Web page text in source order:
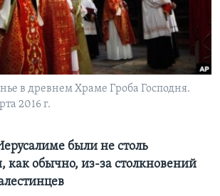
в древнем Храме Гроба Господня.
2016 г.
были не столь
обычно, из-за столкновений